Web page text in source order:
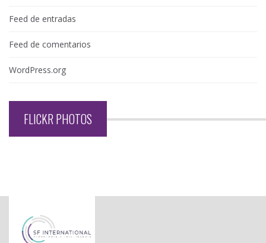
Feed de entradas
Feed de comentarios
WordPress.org
FLICKR PHOTOS